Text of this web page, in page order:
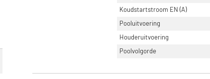
Koudstartstroom EN (A)
Pooluitvoering
Houderuitvoering
Poolvolgorde